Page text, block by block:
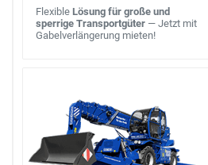
Flexible Lösung für große und
sperrige Transportgüter — Jetzt mit
Gabelverlängerung mieten!